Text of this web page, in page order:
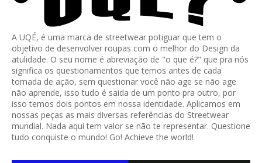
A UQÉ, é uma marca de streetwear potiguar que tem o
objetivo de desenvolver roupas com o melhor do Design da
atulidade. O seu nome é abreviação de "o que é?" que pra nós
significa os questionamentos que temos antes de cada
tomada de ação, sem questionar você não age se não age
não aprende, isso tudo é saida de um ponto pra outro, por
isso temos dois pontos em nossa identidade. Aplicamos em
nossas peças as mais diversas referências do Streetwear
mundial. Nada aqui tem valor se não te representar. Questione
tudo conquiste o mundo! Go! Achieve the world!